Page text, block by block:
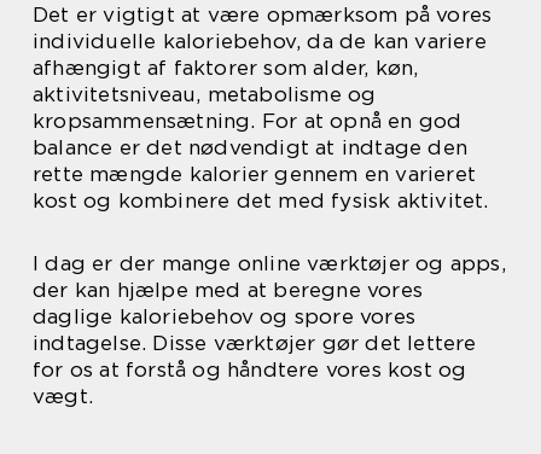
Det er vigtigt at være opmærksom på vores
individuelle kaloriebehov, da de kan variere
afhængigt af faktorer som alder, køn,
aktivitetsniveau, metabolisme og
kropsammensætning. For at opnå en god
balance er det nødvendigt at indtage den
rette mængde kalorier gennem en varieret
kost og kombinere det med fysisk aktivitet.
I dag er der mange online værktøjer og apps,
der kan hjælpe med at beregne vores
daglige kaloriebehov og spore vores
indtagelse. Disse værktøjer gør det lettere
for os at forstå og håndtere vores kost og
vægt.